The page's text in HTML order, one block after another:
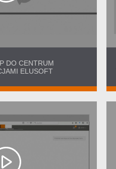
DO CENTRUM
ELUSOFT